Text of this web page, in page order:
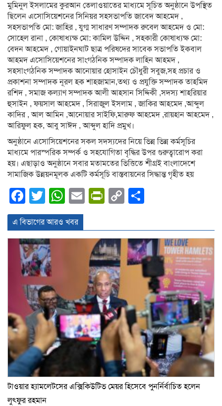
মুমিনুল ইসলামের কুরআন তেলাওয়াতের মাধ্যমে সূচিত অনুষ্ঠানে উপস্থিত
ছিলেন এসোসিয়েশনের সিনিয়র সহসভাপতি জাবেদ আহমেদ ,
সহসভাপতি মো: জাহির , যুগ্ম সাধারণ সম্পাদক রুবেল আহমেদ ও মো:
সোহেল রানা , কোষাধ্যক্ষ মো: কামিল উদ্দিন , সহকারী কোষাধ্যক্ষ মো:
বেদন আহমেদ , গোয়াইনঘাট ছাত্র পরিষদের সাবেক সভাপতি ইকবাল
আহমদ এসোসিয়েশনের সাংগঠনিক সম্পাদক লাহিন আহমদ ,
সহসাংগঠনিক সম্পাদক আনোয়ার হোসাইন চৌধুরী সবুজ,সহ প্রচার ও
প্রকাশনা সম্পাদক নূরল হক শাহজামান,তথ্য ও প্রযুক্তি সম্পাদক তাহমিদ
রশিদ , সমাজ কল্যাণ সম্পাদক আলী আহসান সিদ্দিকী ,সদস্য শাহরিয়ার
হুসাইন , ফয়সাল আহমেদ , সিরাজুল ইসলাম , জাকির আহমেদ ,আব্দুল
কাদির , আল আমিন ,আনোয়ার সাইফি,মারুফ আহমেদ ,রায়হান আহমেদ ,
আরিফুল হক, আবু সাঈদ , আব্দুল হাদি প্রমুখ।
অনুষ্ঠানে এসোসিয়েশনের সকল সদস্যদের নিয়ে ভিন্ন ভিন্ন কর্মসূচির
মাধ্যমে পারস্পরিক সম্পর্ক ও সহযোগিতা বৃদ্ধির উপর গুরুত্বারোপ করা
হয়। এছাড়াও অনুষ্ঠানে সবার মতামতের ভিত্তিতে শীগ্রই বাংলাদেশে
সামাজিক উন্নয়নমূলক একটি কর্মসূচি বাস্তবায়নের সিদ্ধান্ত গৃহীত হয়
Facebook
Twitter
WhatsApp
EmailPrintFriendly
Copy
এ বিভাগের আরও খবর
টাওয়ার হ্যামলেটসের এক্সিকিউটিভ মেয়র হিসেবে পুনর্নির্বাচিত হলেন
লুৎফুর রহমান